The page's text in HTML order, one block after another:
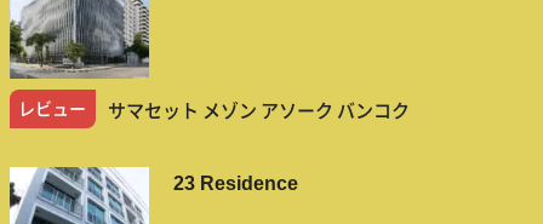
レビュー サマセット メゾン アソーク バンコク
23 Residence